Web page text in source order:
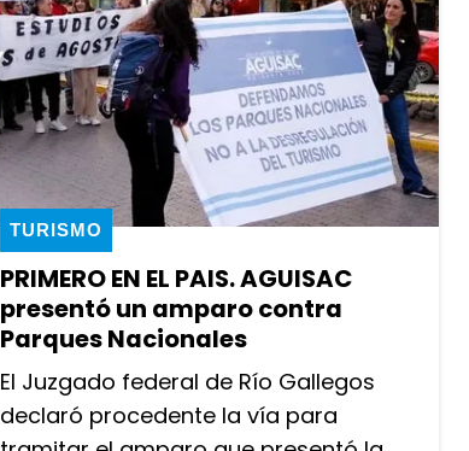
PRIMERO EN EL PAIS. AGUISAC
presentó un amparo contra
Parques Nacionales
TURISMO
El Juzgado federal de Río Gallegos
declaró procedente la vía para